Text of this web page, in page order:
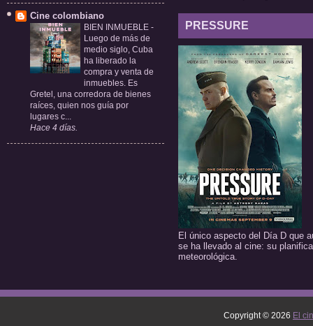
Cine colombiano
BIEN INMUEBLE -
Luego de más de
medio siglo, Cuba
ha liberado la
compra y venta de
inmuebles. Es
Gretel, una corredora de bienes
raíces, quien nos guía por
lugares c...
Hace 4 días.
PRESSURE
El único aspecto del Día D que
se ha llevado al cine: su
meteorológica.
Copyright © 2026 El